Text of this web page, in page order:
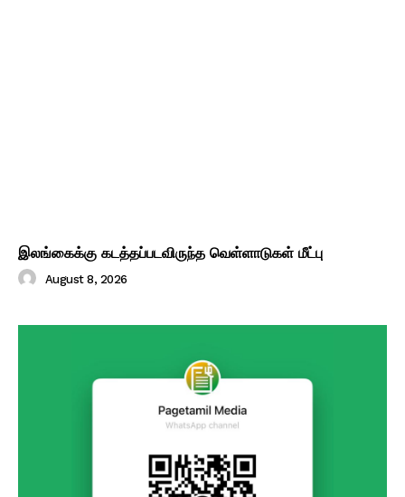
இலங்கைக்கு கடத்தப்படவிருந்த வெள்ளாடுகள் மீட்பு
August 8, 2026